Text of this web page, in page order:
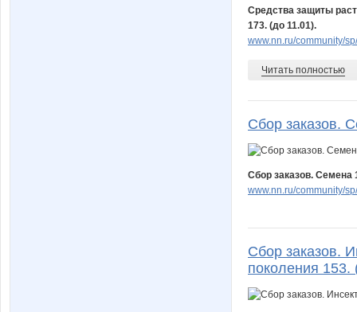
Средства защиты
173. (до 11.01).
www.nn.ru/community/
Читать полностью
Сбор заказов.
Сбор заказов. Семена
www.nn.ru/community/
Сбор заказов.
поколения 153.